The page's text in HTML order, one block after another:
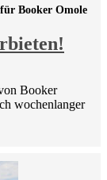
Booker Omole
Booker
wochenlanger